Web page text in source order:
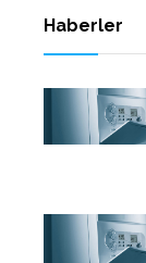
Haberler